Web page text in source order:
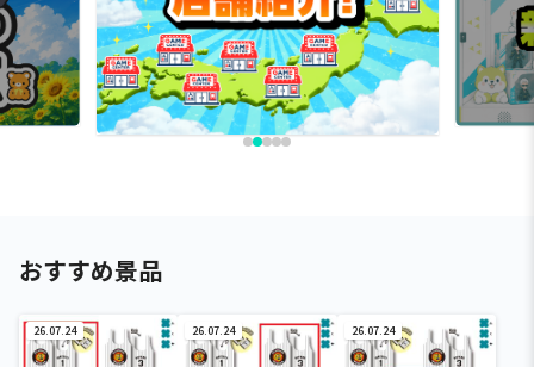
おすすめ景品
26.07.24 26.07.24 26.07.24